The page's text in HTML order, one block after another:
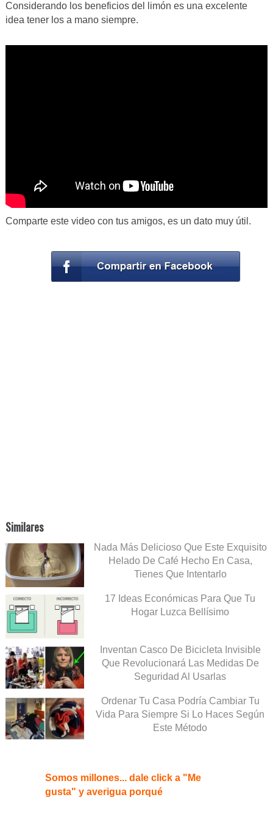
Considerando los beneficios del limón es una excelente
idea tener los a mano siempre.
Comparte este video con tus amigos, es un dato muy útil.
Similares
Nada Más Delicioso Que Este Exquisito
Helado De Café Hecho En Casa,
Tienes Que Intentarlo
17 Ideas Económicas Para Que Tu
Hogar Luzca Bellísimo
Inventan Casco De Bicicleta Invisible
Que Revolucionará Las Medidas De
Seguridad Al Usarlas
Ordenar Tu Casa Podría Cambiar Tu
Vida Para Siempre Si Lo Haces Según
Este Método
Somos millones... dale click a "Me
gusta" y averigua porqué